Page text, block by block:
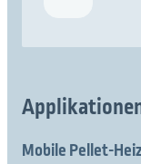
Mobile Pellet-